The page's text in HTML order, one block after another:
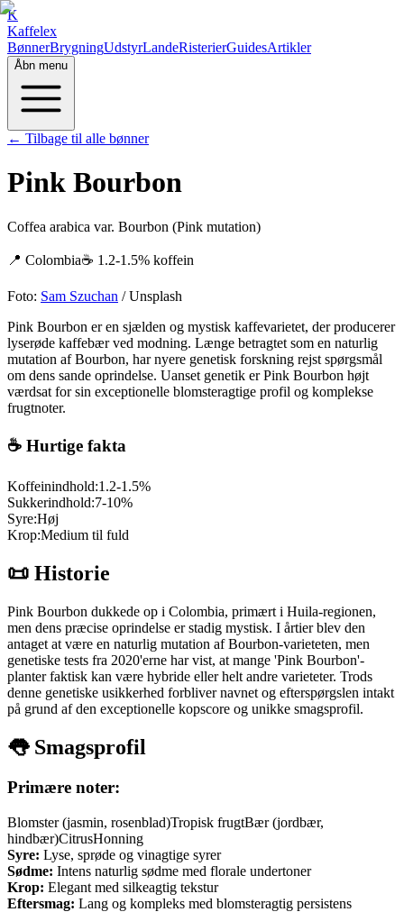
K
Kaffelex
BønnerBrygningUdstyrLandeRisterierGuidesArtikler
Åbn menu
← Tilbage til alle bønner
Pink Bourbon
Coffea arabica var. Bourbon (Pink mutation)
📍 Colombia☕ 1.2-1.5% koffein
Foto: Sam Szuchan / Unsplash
Pink Bourbon er en sjælden og mystisk kaffevarietet, der producerer
lyserøde kaffebær ved modning. Længe betragtet som en naturlig
mutation af Bourbon, har nyere genetisk forskning rejst spørgsmål
om dens sande oprindelse. Uanset genetik er Pink Bourbon højt
værdsat for sin exceptionelle blomsteragtige profil og komplekse
frugtnoter.
☕ Hurtige fakta
Koffeinindhold:1.2-1.5%
Sukkerindhold:7-10%
Syre:Høj
Krop:Medium til fuld
📜 Historie
Pink Bourbon dukkede op i Colombia, primært i Huila-regionen,
men dens præcise oprindelse er stadig mystisk. I årtier blev den
antaget at være en naturlig mutation af Bourbon-varieteten, men
genetiske tests fra 2020'erne har vist, at mange 'Pink Bourbon'-
planter faktisk kan være hybride eller helt andre varieteter. Trods
denne genetiske usikkerhed forbliver navnet og efterspørgslen intakt
på grund af den exceptionelle kopscore og unikke smagsprofil.
👅 Smagsprofil
Primære noter:
Blomster (jasmin, rosenblad)Tropisk frugtBær (jordbær,
hindbær)CitrusHonning
Syre: Lyse, sprøde og vinagtige syrer
Sødme: Intens naturlig sødme med florale undertoner
Krop: Elegant med silkeagtig tekstur
Eftersmag: Lang og kompleks med blomsteragtig persistens